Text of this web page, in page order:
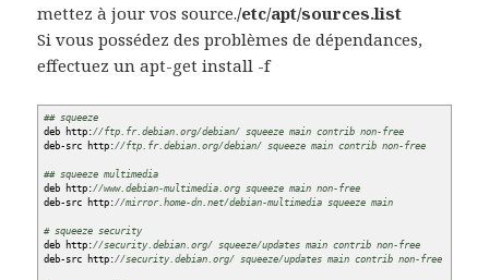
mettez à jour vos source./etc/apt/sources.list
Si vous possédez des problèmes de dépendances,
effectuez un apt-get install -f
## squeeze
deb http://ftp.fr.debian.org/debian/ squeeze main contrib non-free
deb-src http://ftp.fr.debian.org/debian/ squeeze main contrib non-free
## squeeze multimedia
deb http://www.debian-multimedia.org squeeze main non-free
deb-src http://mirror.home-dn.net/debian-multimedia squeeze main
# squeeze security
deb http://security.debian.org/ squeeze/updates main contrib non-free
deb-src http://security.debian.org/ squeeze/updates main contrib non-free